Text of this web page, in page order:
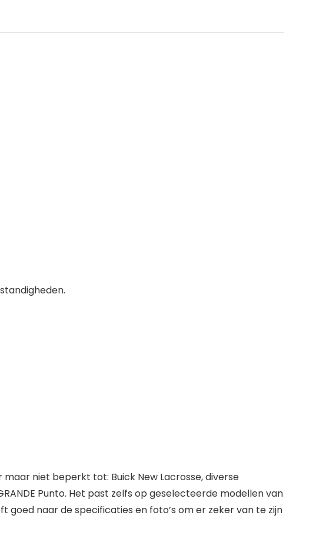
niet beperkt tot: Buick New Lacrosse, diverse
Punto. Het past zelfs op geselecteerde modellen van
goed naar de specificaties en foto’s om er zeker van te zijn